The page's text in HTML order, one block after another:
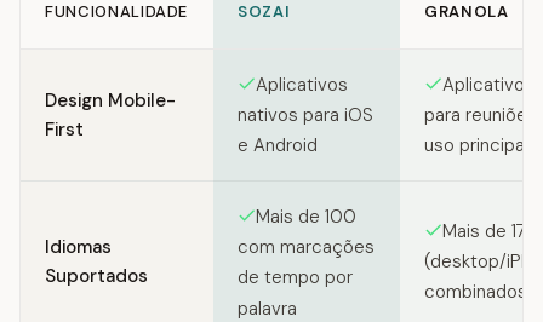
FUNCIONALIDADE SOZAI GRANOLA
Design Mobile-
First
Aplicativos
nativos para iOS
e Android
Aplicativo
para
uso principal
Idiomas
Suportados
Mais de 100
com marcações
de tempo por
palavra
Mais de 17
(desktop/
combinados)